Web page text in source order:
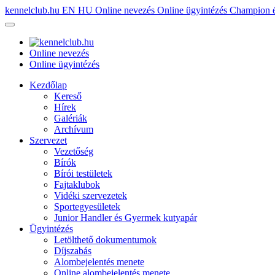
kennelclub.hu EN HU Online nevezés Online ügyintézés Champion
Online nevezés
Online ügyintézés
Kezdőlap
Kereső
Hírek
Galériák
Archívum
Szervezet
Vezetőség
Bírók
Bírói testületek
Fajtaklubok
Vidéki szervezetek
Sportegyesületek
Junior Handler és Gyermek kutyapár
Ügyintézés
Letölthető dokumentumok
Díjszabás
Alombejelentés menete
Online alombejelentés menete